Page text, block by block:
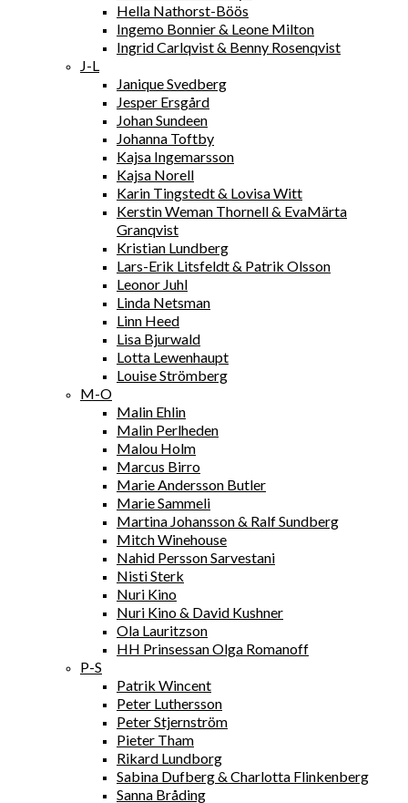
Hella Nathorst-Böös
Ingemo Bonnier & Leone Milton
Ingrid Carlqvist & Benny Rosenqvist
J-L
Janique Svedberg
Jesper Ersgård
Johan Sundeen
Johanna Toftby
Kajsa Ingemarsson
Kajsa Norell
Karin Tingstedt & Lovisa Witt
Kerstin Weman Thornell & EvaMärta
Granqvist
Kristian Lundberg
Lars-Erik Litsfeldt & Patrik Olsson
Leonor Juhl
Linda Netsman
Linn Heed
Lisa Bjurwald
Lotta Lewenhaupt
Louise Strömberg
M-O
Malin Ehlin
Malin Perlheden
Malou Holm
Marcus Birro
Marie Andersson Butler
Marie Sammeli
Martina Johansson & Ralf Sundberg
Mitch Winehouse
Nahid Persson Sarvestani
Nisti Sterk
Nuri Kino
Nuri Kino & David Kushner
Ola Lauritzson
HH Prinsessan Olga Romanoff
P-S
Patrik Wincent
Peter Luthersson
Peter Stjernström
Pieter Tham
Rikard Lundborg
Sabina Dufberg & Charlotta Flinkenberg
Sanna Bråding